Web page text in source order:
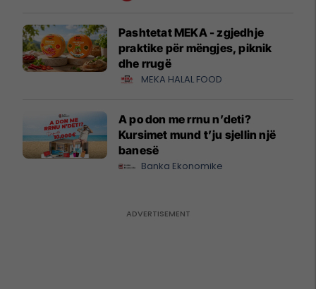
Pashtetat MEKA - zgjedhje
praktike për mëngjes, piknik
dhe rrugë
MEKA HALAL FOOD
A po don me rrnu n’deti?
Kursimet mund t’ju sjellin një
banesë
Banka Ekonomike